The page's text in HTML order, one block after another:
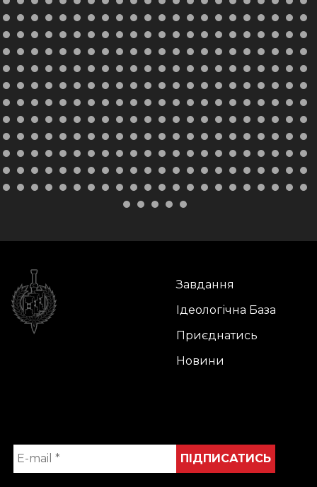
Завдання
Ідеологічна База
Приєднатись
Новини